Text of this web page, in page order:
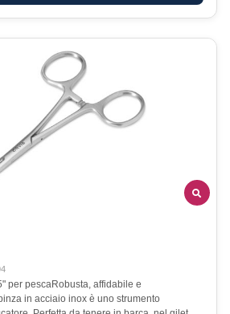
per pescaRobusta, affidabile e
in acciaio inox è uno strumento